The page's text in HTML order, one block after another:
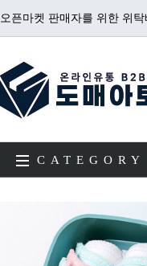
오픈마켓 판매자를 위한 위
CATEGORY